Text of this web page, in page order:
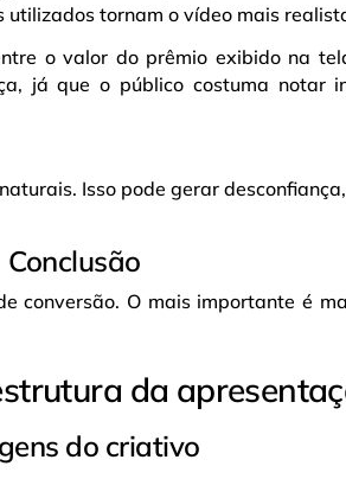
tornam o vídeo mais
o valor do prêmio exibido na
já que o público costuma notar
Isso pode gerar
Conclusão
conversão. O mais importante é
da
do criativo